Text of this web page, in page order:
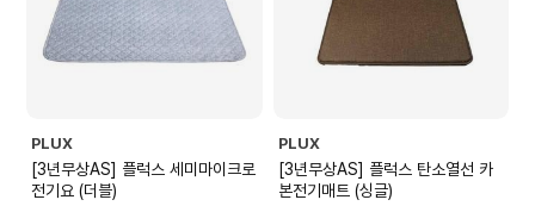
PLUX
[3년무상AS] 플럭스 세미마이크로
전기요 (더블)
PLUX
[3년무상AS] 플럭스 탄소열선 카
본전기매트 (싱글)